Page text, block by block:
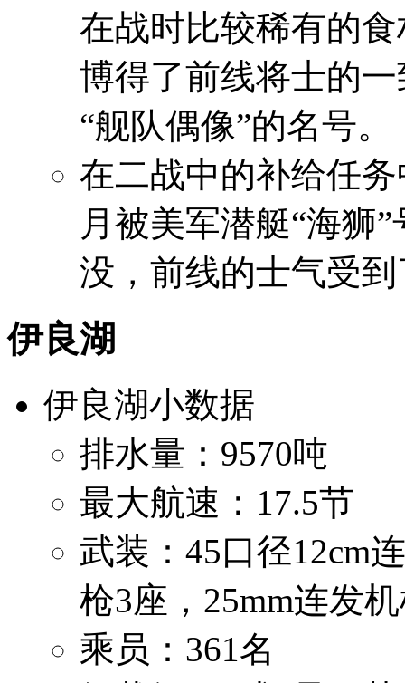
在战时比较稀有的
博得了前线将士的
“舰队偶像”的名号。
在二战中的补给任
月被美军潜艇“海狮
没，前线的士气受
伊良湖
伊良湖小数据
排水量：9570吨
最大航速：17.5节
武装：45口径12cm
枪3座，25mm连发
乘员：361名